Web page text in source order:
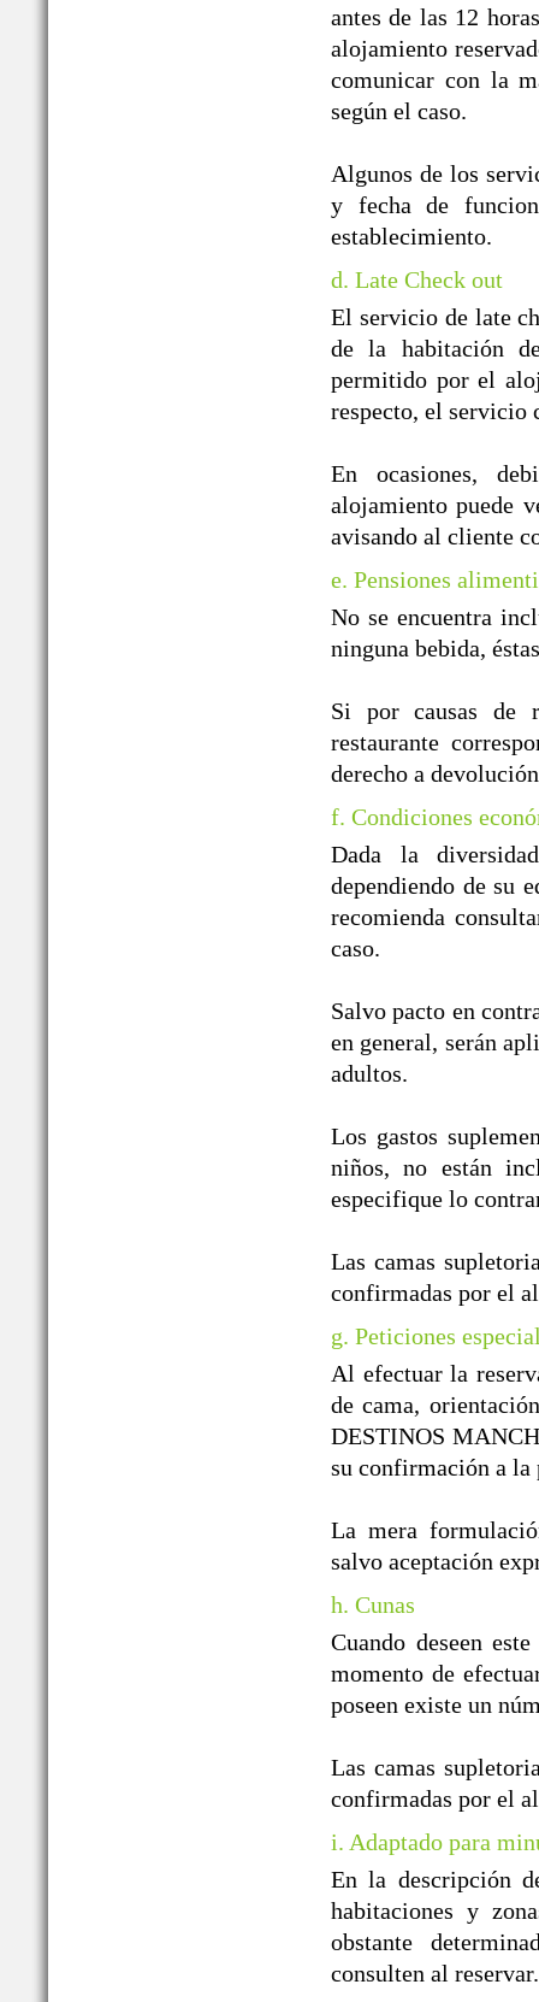
antes de las 12
alojamiento
comunicar con la
según el caso.
Algunos de los
y fecha de
establecimiento.
d. Late Check out
El servicio de late
de la habitación
permitido por el
respecto, el servicio
En ocasiones,
alojamiento puede
avisando al cliente
e. Pensiones
No se encuentra
ninguna bebida,
Si por causas de
restaurante
derecho a
f. Condiciones
Dada la
dependiendo de su
recomienda
caso.
Salvo pacto en
en general, serán
adultos.
Los gastos
niños, no están
especifique lo
Las camas
confirmadas por el
g. Peticiones
Al efectuar la
de cama,
DESTINOS
su confirmación a
La mera
salvo aceptación
h. Cunas
Cuando deseen
momento de
poseen existe un
Las camas
confirmadas por el
i. Adaptado para
En la descripción
habitaciones y
obstante
consulten al reservar.